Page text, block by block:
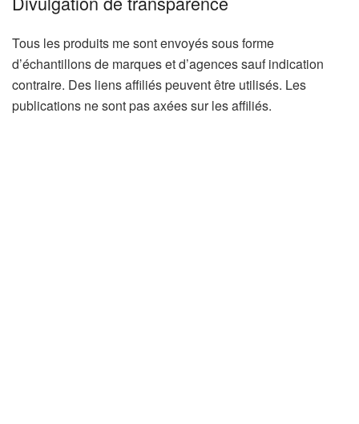
Tous les produits me sont envoyés sous forme
d’échantillons de marques et d’agences sauf indication
contraire. Des liens affiliés peuvent être utilisés. Les
publications ne sont pas axées sur les affiliés.